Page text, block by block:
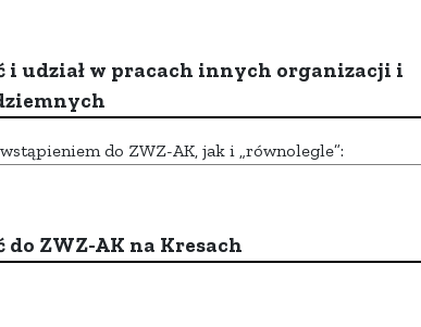
i udział w pracach innych organizacji i
do ZWZ-AK, jak i „równolegle”:
do ZWZ-AK na Kresach